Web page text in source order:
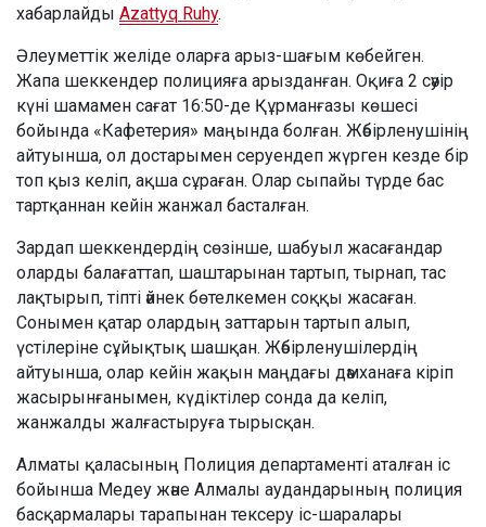
хабарлайды Azattyq Ruhy.
Әлеуметтік желіде оларға арыз-шағым көбейген.
Жапа шеккендер полицияға арызданған. Оқиға 2 сәуір
күні шамамен сағат 16:50-де Құрманғазы көшесі
бойында «Кафетерия» маңында болған. Жәбірленушінің
айтуынша, ол достарымен серуендеп жүрген кезде бір
топ қыз келіп, ақша сұраған. Олар сыпайы түрде бас
тартқаннан кейін жанжал басталған.
Зардап шеккендердің сөзінше, шабуыл жасағандар
оларды балағаттап, шаштарынан тартып, тырнап, тас
лақтырып, тіпті әйнек бөтелкемен соққы жасаған.
Сонымен қатар олардың заттарын тартып алып,
үстілеріне сұйықтық шашқан. Жәбірленушілердің
айтуынша, олар кейін жақын маңдағы дәмханаға кіріп
жасырынғанымен, күдіктілер сонда да келіп,
жанжалды жалғастыруға тырысқан.
Алматы қаласының Полиция департаменті аталған іс
бойынша Медеу және Алмалы аудандарының полиция
басқармалары тарапынан тексеру іс-шаралары